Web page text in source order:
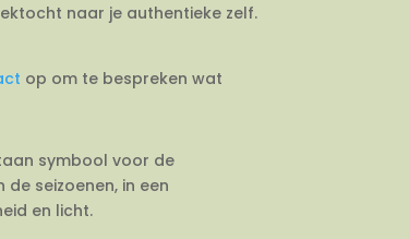
naar je authentieke zelf.
op om te bespreken wat
symbool voor de
seizoenen, in een
en licht.